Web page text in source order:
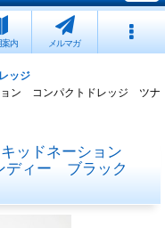
案内 メルマガ
ッジ
ョン コンパクトドレッジ ツナ
ッドネーション
ディー ブラック